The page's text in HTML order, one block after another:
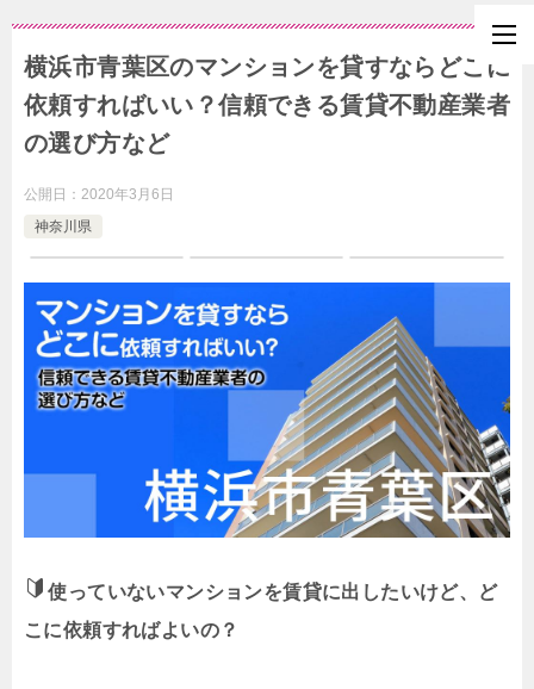
横浜市青葉区のマンションを貸すならどこに
依頼すればいい？信頼できる賃貸不動産業者
の選び方など
公開日： 2020年3月6日
神奈川県
使っていないマンションを賃貸に出したいけど、ど
こに依頼すればよいの？